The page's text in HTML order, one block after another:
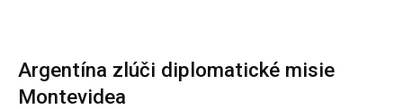
Argentína zlúči diplomatické misie
Montevidea